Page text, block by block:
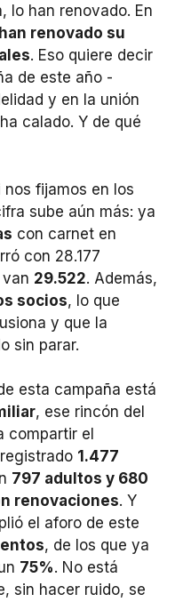
lo han renovado. En
renovado su
. Eso quiere decir
de este año -
y en la unión
calado. Y de qué
nos fijamos en los
sube aún más: ya
con carnet en
con 28.177
29.522. Además,
socios, lo que
y que la
sin parar.
esta campaña está
, ese rincón del
compartir el
1.477
797 adultos y 680
renovaciones. Y
el aforo de este
, de los que ya
75%. No está
sin hacer ruido, se